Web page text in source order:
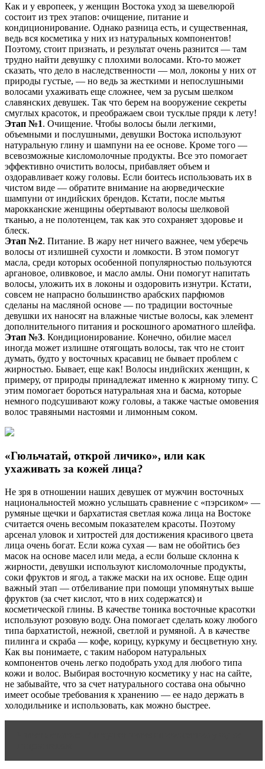
Как и у европеек, у женщин Востока уход за шевелюрой
состоит из трех этапов: очищение, питание и
кондиционирование. Однако разница есть, и существенная,
ведь вся косметика у них из натуральных компонентов!
Поэтому, стоит признать, и результат очень разнится — там
трудно найти девушку с плохими волосами. Кто-то может
сказать, что дело в наследственности — мол, локоны у них от
природы густые, — но ведь за жесткими и непослушными
волосами ухаживать еще сложнее, чем за русым шелком
славянских девушек. Так что берем на вооружение секреты
смуглых красоток, и преображаем свои тусклые пряди к лету!
Этап №1. Очищение. Чтобы волосы были легкими,
объемными и послушными, девушки Востока используют
натуральную глину и шампуни на ее основе. Кроме того —
всевозможные кисломолочные продукты. Все это помогает
эффективно очистить волосы, прибавляет объем и
оздоравливает кожу головы. Если боитесь использовать их в
чистом виде — обратите внимание на аюрведические
шампуни от индийских брендов. Кстати, после мытья
марокканские женщины обертывают волосы шелковой
тканью, а не полотенцем, так как это сохраняет здоровье и
блеск.
Этап №2. Питание. В жару нет ничего важнее, чем уберечь
волосы от излишней сухости и ломкости. В этом помогут
масла, среди которых особенной популярностью пользуются
аргановое, оливковое, и масло амлы. Они помогут напитать
волосы, уложить их в локоны и оздоровить изнутри. Кстати,
совсем не напрасно большинство арабских парфюмов
сделаны на масляной основе — по традиции восточные
девушки их наносят на влажные чистые волосы, как элемент
дополнительного питания и роскошного ароматного шлейфа.
Этап №3. Кондиционирование. Конечно, обилие масел
иногда может излишне отягощать волосы, так что не стоит
думать, будто у восточных красавиц не бывает проблем с
жирностью. Бывает, еще как! Волосы индийских женщин, к
примеру, от природы принадлежат именно к жирному типу. С
этим помогает бороться натуральная хна и басма, которые
немного подсушивают кожу головы, а также частые омовения
волос травяными настоями и лимонным соком.
«Гюльчатай, открой личико», или как
ухаживать за кожей лица?
Не зря в отношении наших девушек от мужчин восточных
национальностей можно услышать сравнение с «пэрсиком» —
румяные щечки и бархатистая светлая кожа лица на Востоке
считается очень весомым показателем красоты. Поэтому
арсенал уловок и хитростей для достижения красивого цвета
лица очень богат. Если кожа сухая — вам не обойтись без
масок на основе масел или меда, а если больше склонна к
жирности, девушки используют кисломолочные продукты,
соки фруктов и ягод, а также маски на их основе. Еще один
важный этап — отбеливание при помощи упомянутых выше
фруктов (за счет кислот, что в них содержатся) и
косметической глины. В качестве тоника восточные красотки
используют розовую воду. Она помогает сделать кожу любого
типа бархатистой, нежной, светлой и румяной. А в качестве
пилинга и скраба — кофе, корицу, куркуму и бесцветную хну.
Как вы понимаете, с таким набором натуральных
компонентов очень легко подобрать уход для любого типа
кожи и волос. Выбирая восточную косметику у нас на сайте,
не забывайте, что за счет натурального состава она обычно
имеет особые требования к хранению — ее надо держать в
холодильнике и использовать, как можно быстрее.